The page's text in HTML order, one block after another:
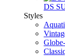
DS
Styles